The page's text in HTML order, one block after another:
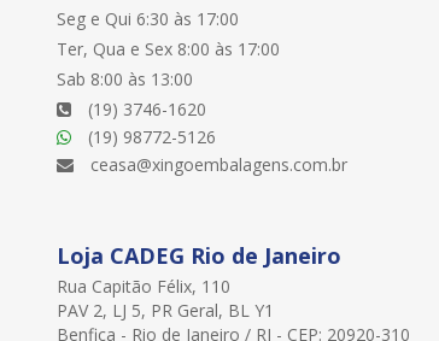
Seg e Qui 6:30 às 17:00
Ter, Qua e Sex 8:00 às 17:00
Sab 8:00 às 13:00
(19) 3746-1620
(19) 98772-5126
ceasa@xingoembalagens.com.br
Loja CADEG Rio de Janeiro
Rua Capitão Félix, 110
PAV 2, LJ 5, PR Geral, BL Y1
Benfica - Rio de Janeiro / RJ - CEP: 20920-310